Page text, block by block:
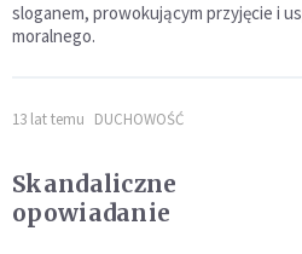
sloganem, prowokującym przyjęcie i
moralnego.
13 lat temu DUCHOWOŚĆ
Skandaliczne
opowiadanie